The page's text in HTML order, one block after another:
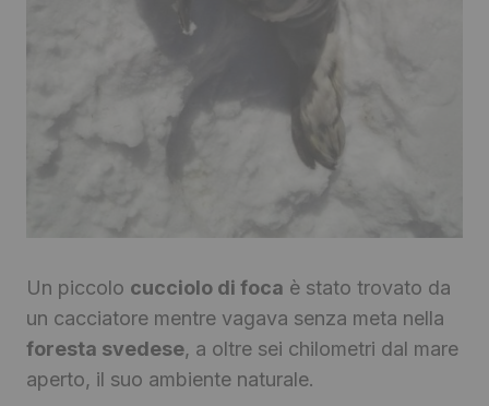
Un piccolo cucciolo di foca è stato trovato da
un cacciatore mentre vagava senza meta nella
foresta svedese, a oltre sei chilometri dal mare
aperto, il suo ambiente naturale.